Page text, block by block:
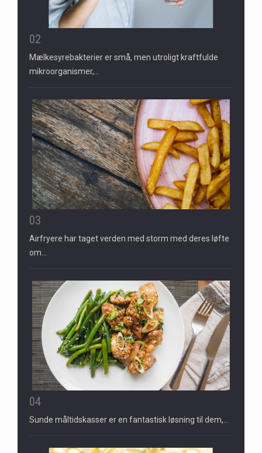
02
Mælkesyrebakterier er små, men utroligt kraftfulde
mikroorganismer,…
03
Airfryere har taget verden med storm med deres løfte
om…
04
Sunde måltidskasser er en fantastisk løsning til dem,…